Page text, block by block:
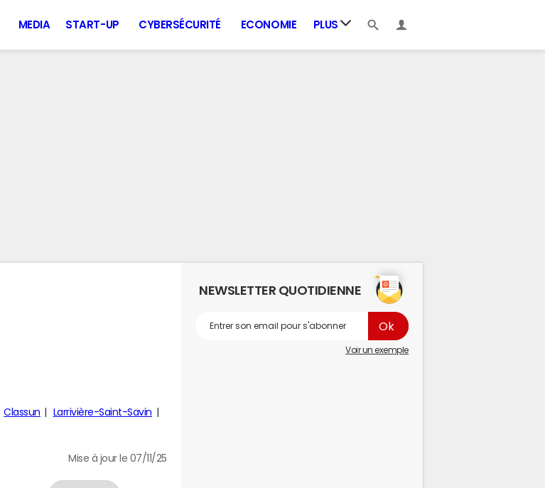
MEDIA START-UP CYBERSÉCURITÉ ECONOMIE PLUS
Classun
Larrivière-Saint-Savin
Mise à jour le 07/11/25
NEWSLETTER QUOTIDIENNE
Voir un exemple